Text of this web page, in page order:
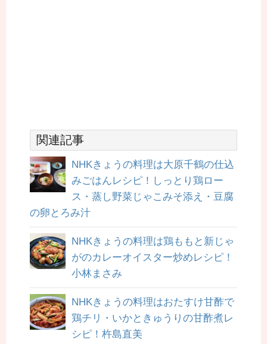
関連記事
NHKきょうの料理は大原千鶴の仕込
みごはんレシピ！しっとり鶏ロー
ス・蒸し野菜じゃこみそ添え・豆腐
の卵とろみ汁
NHKきょうの料理は鶏ももと新じゃ
がのカレーオイスター炒めレシピ！
小林まさみ
NHKきょうの料理はおたすけ甘酢で
鶏チリ・いかときゅうりの甘酢煮レ
シピ！杵島直美